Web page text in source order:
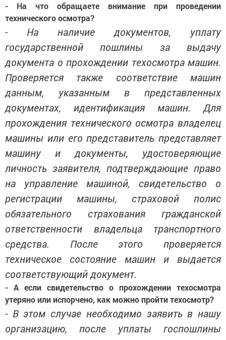
- На что обращаете внимание при проведении
технического осмотра?
- На наличие документов, уплату
государственной пошлины за выдачу
документа о прохождении техосмотра машин.
Проверяется также соответствие машин
данным, указанным в представленных
документах, идентификация машин. Для
прохождения технического осмотра владелец
машины или его представитель представляет
машину и документы, удостоверяющие
личность заявителя, подтверждающие право
на управление машиной, свидетельство о
регистрации машины, страховой полис
обязательного страхования гражданской
ответственности владельца транспортного
средства. После этого проверяется
техническое состояние машин и выдается
соответствующий документ.
- А если свидетельство о прохождении техосмотра
утеряно или испорчено, как можно пройти техосмотр?
- В этом случае необходимо заявить в нашу
организацию, после уплаты госпошлины